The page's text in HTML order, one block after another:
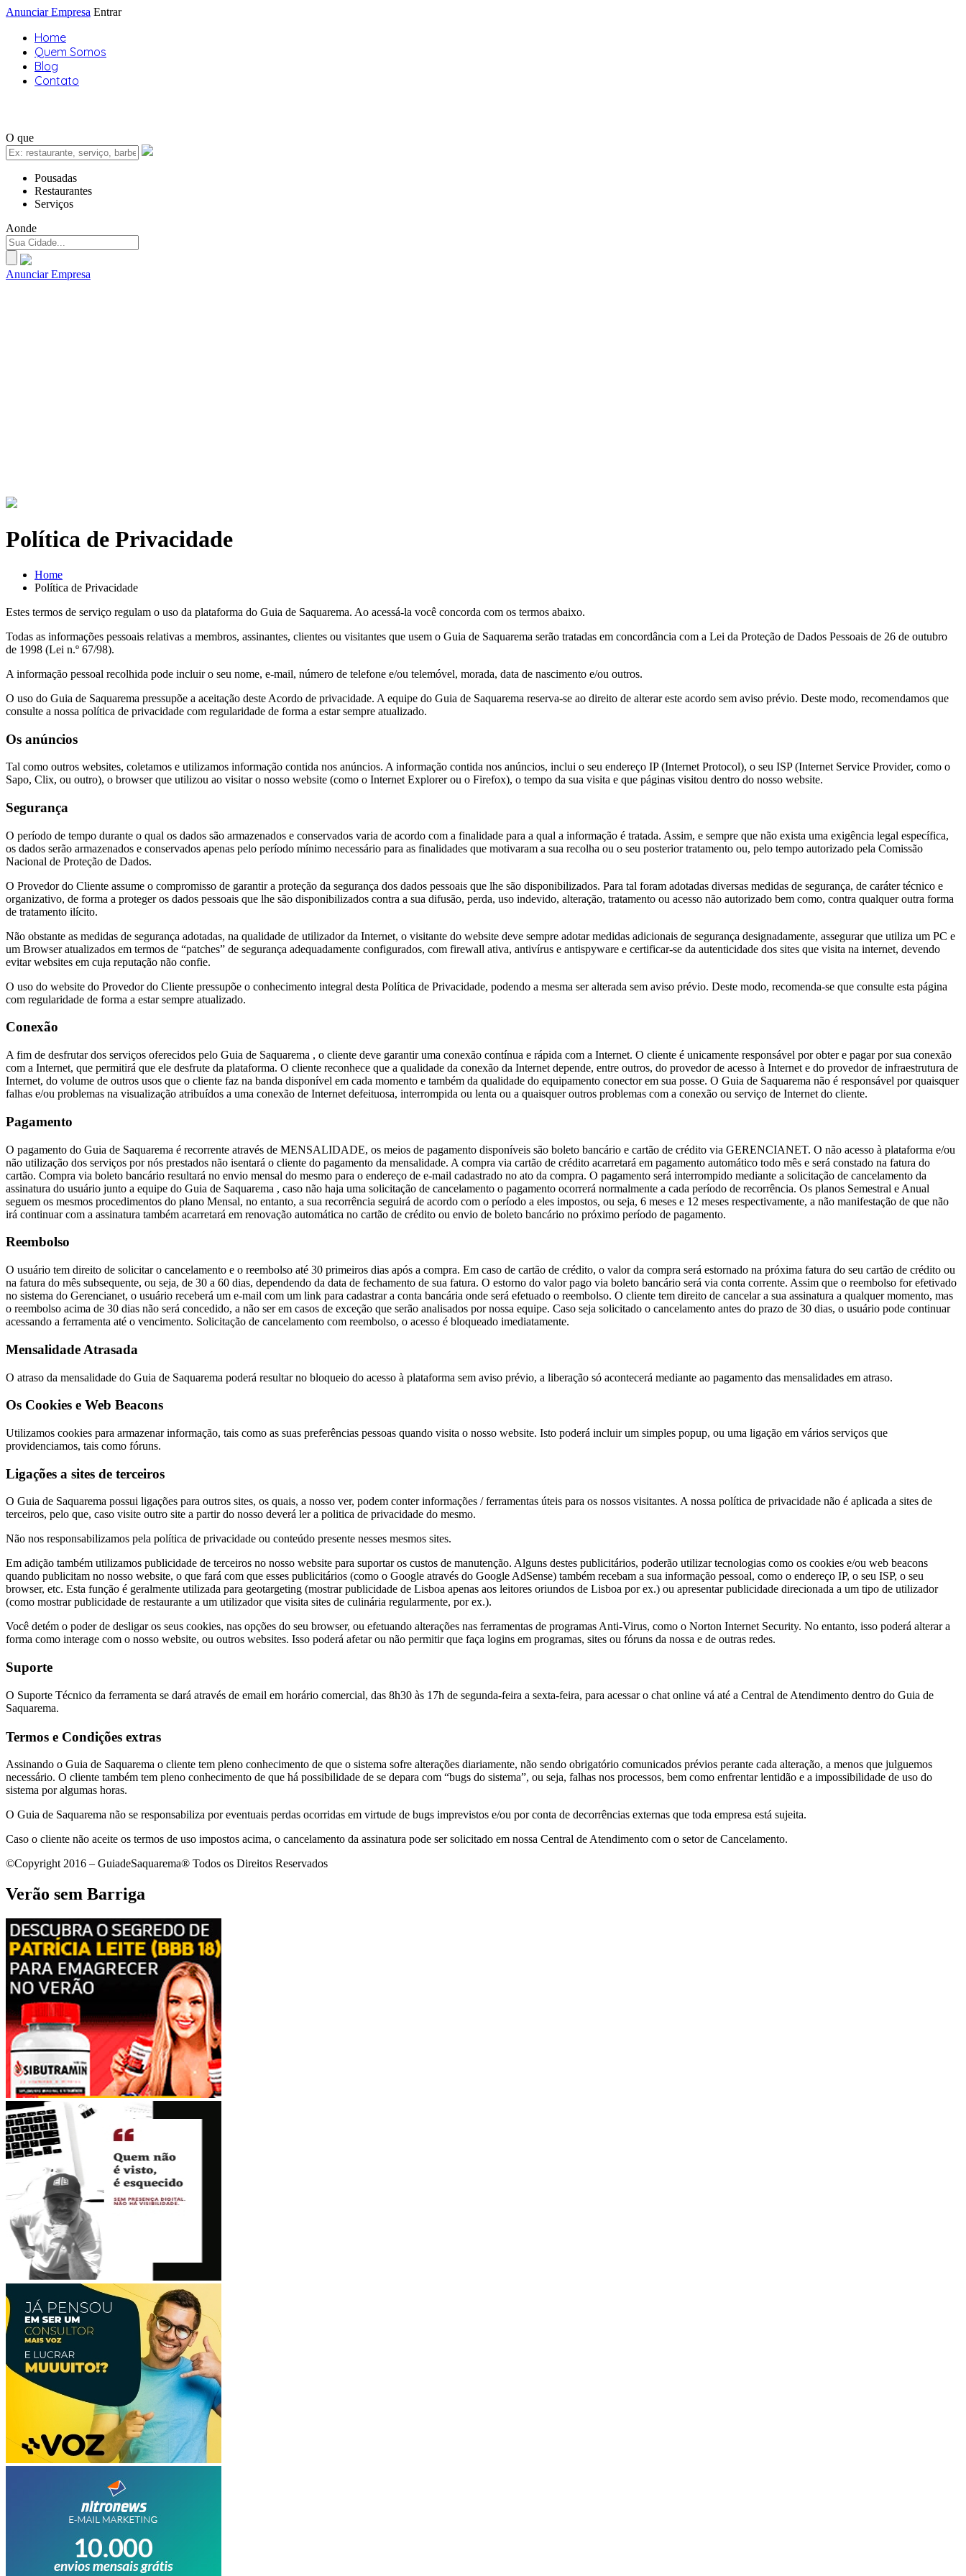
Anunciar Empresa Entrar
Home
Quem Somos
Blog
Contato
O que
Pousadas
Restaurantes
Serviços
Aonde
Anunciar Empresa
Política de Privacidade
Home
Política de Privacidade
Estes termos de serviço regulam o uso da plataforma do Guia de Saquarema. Ao acessá-la você concorda com os termos abaixo.
Todas as informações pessoais relativas a membros, assinantes, clientes ou visitantes que usem o Guia de Saquarema serão tratadas em concordância com a Lei da Proteção de Dados Pessoais de 26 de outubro
de 1998 (Lei n.º 67/98).
A informação pessoal recolhida pode incluir o seu nome, e-mail, número de telefone e/ou telemóvel, morada, data de nascimento e/ou outros.
O uso do Guia de Saquarema pressupõe a aceitação deste Acordo de privacidade. A equipe do Guia de Saquarema reserva-se ao direito de alterar este acordo sem aviso prévio. Deste modo, recomendamos que
consulte a nossa política de privacidade com regularidade de forma a estar sempre atualizado.
Os anúncios
Tal como outros websites, coletamos e utilizamos informação contida nos anúncios. A informação contida nos anúncios, inclui o seu endereço IP (Internet Protocol), o seu ISP (Internet Service Provider, como o
Sapo, Clix, ou outro), o browser que utilizou ao visitar o nosso website (como o Internet Explorer ou o Firefox), o tempo da sua visita e que páginas visitou dentro do nosso website.
Segurança
O período de tempo durante o qual os dados são armazenados e conservados varia de acordo com a finalidade para a qual a informação é tratada. Assim, e sempre que não exista uma exigência legal específica,
os dados serão armazenados e conservados apenas pelo período mínimo necessário para as finalidades que motivaram a sua recolha ou o seu posterior tratamento ou, pelo tempo autorizado pela Comissão
Nacional de Proteção de Dados.
O Provedor do Cliente assume o compromisso de garantir a proteção da segurança dos dados pessoais que lhe são disponibilizados. Para tal foram adotadas diversas medidas de segurança, de caráter técnico e
organizativo, de forma a proteger os dados pessoais que lhe são disponibilizados contra a sua difusão, perda, uso indevido, alteração, tratamento ou acesso não autorizado bem como, contra qualquer outra forma
de tratamento ilícito.
Não obstante as medidas de segurança adotadas, na qualidade de utilizador da Internet, o visitante do website deve sempre adotar medidas adicionais de segurança designadamente, assegurar que utiliza um PC e
um Browser atualizados em termos de “patches” de segurança adequadamente configurados, com firewall ativa, antivírus e antispyware e certificar-se da autenticidade dos sites que visita na internet, devendo
evitar websites em cuja reputação não confie.
O uso do website do Provedor do Cliente pressupõe o conhecimento integral desta Política de Privacidade, podendo a mesma ser alterada sem aviso prévio. Deste modo, recomenda-se que consulte esta página
com regularidade de forma a estar sempre atualizado.
Conexão
A fim de desfrutar dos serviços oferecidos pelo Guia de Saquarema , o cliente deve garantir uma conexão contínua e rápida com a Internet. O cliente é unicamente responsável por obter e pagar por sua conexão
com a Internet, que permitirá que ele desfrute da plataforma. O cliente reconhece que a qualidade da conexão da Internet depende, entre outros, do provedor de acesso à Internet e do provedor de infraestrutura de
Internet, do volume de outros usos que o cliente faz na banda disponível em cada momento e também da qualidade do equipamento conector em sua posse. O Guia de Saquarema não é responsável por quaisquer
falhas e/ou problemas na visualização atribuídos a uma conexão de Internet defeituosa, interrompida ou lenta ou a quaisquer outros problemas com a conexão ou serviço de Internet do cliente.
Pagamento
O pagamento do Guia de Saquarema é recorrente através de MENSALIDADE, os meios de pagamento disponíveis são boleto bancário e cartão de crédito via GERENCIANET. O não acesso à plataforma e/ou
não utilização dos serviços por nós prestados não isentará o cliente do pagamento da mensalidade. A compra via cartão de crédito acarretará em pagamento automático todo mês e será constado na fatura do
cartão. Compra via boleto bancário resultará no envio mensal do mesmo para o endereço de e-mail cadastrado no ato da compra. O pagamento será interrompido mediante a solicitação de cancelamento da
assinatura do usuário junto a equipe do Guia de Saquarema , caso não haja uma solicitação de cancelamento o pagamento ocorrerá normalmente a cada período de recorrência. Os planos Semestral e Anual
seguem os mesmos procedimentos do plano Mensal, no entanto, a sua recorrência seguirá de acordo com o período a eles impostos, ou seja, 6 meses e 12 meses respectivamente, a não manifestação de que não
irá continuar com a assinatura também acarretará em renovação automática no cartão de crédito ou envio de boleto bancário no próximo período de pagamento.
Reembolso
O usuário tem direito de solicitar o cancelamento e o reembolso até 30 primeiros dias após a compra. Em caso de cartão de crédito, o valor da compra será estornado na próxima fatura do seu cartão de crédito ou
na fatura do mês subsequente, ou seja, de 30 a 60 dias, dependendo da data de fechamento de sua fatura. O estorno do valor pago via boleto bancário será via conta corrente. Assim que o reembolso for efetivado
no sistema do Gerencianet, o usuário receberá um e-mail com um link para cadastrar a conta bancária onde será efetuado o reembolso. O cliente tem direito de cancelar a sua assinatura a qualquer momento, mas
o reembolso acima de 30 dias não será concedido, a não ser em casos de exceção que serão analisados por nossa equipe. Caso seja solicitado o cancelamento antes do prazo de 30 dias, o usuário pode continuar
acessando a ferramenta até o vencimento. Solicitação de cancelamento com reembolso, o acesso é bloqueado imediatamente.
Mensalidade Atrasada
O atraso da mensalidade do Guia de Saquarema poderá resultar no bloqueio do acesso à plataforma sem aviso prévio, a liberação só acontecerá mediante ao pagamento das mensalidades em atraso.
Os Cookies e Web Beacons
Utilizamos cookies para armazenar informação, tais como as suas preferências pessoas quando visita o nosso website. Isto poderá incluir um simples popup, ou uma ligação em vários serviços que
providenciamos, tais como fóruns.
Ligações a sites de terceiros
O Guia de Saquarema possui ligações para outros sites, os quais, a nosso ver, podem conter informações / ferramentas úteis para os nossos visitantes. A nossa política de privacidade não é aplicada a sites de
terceiros, pelo que, caso visite outro site a partir do nosso deverá ler a politica de privacidade do mesmo.
Não nos responsabilizamos pela política de privacidade ou conteúdo presente nesses mesmos sites.
Em adição também utilizamos publicidade de terceiros no nosso website para suportar os custos de manutenção. Alguns destes publicitários, poderão utilizar tecnologias como os cookies e/ou web beacons
quando publicitam no nosso website, o que fará com que esses publicitários (como o Google através do Google AdSense) também recebam a sua informação pessoal, como o endereço IP, o seu ISP, o seu
browser, etc. Esta função é geralmente utilizada para geotargeting (mostrar publicidade de Lisboa apenas aos leitores oriundos de Lisboa por ex.) ou apresentar publicidade direcionada a um tipo de utilizador
(como mostrar publicidade de restaurante a um utilizador que visita sites de culinária regularmente, por ex.).
Você detém o poder de desligar os seus cookies, nas opções do seu browser, ou efetuando alterações nas ferramentas de programas Anti-Virus, como o Norton Internet Security. No entanto, isso poderá alterar a
forma como interage com o nosso website, ou outros websites. Isso poderá afetar ou não permitir que faça logins em programas, sites ou fóruns da nossa e de outras redes.
Suporte
O Suporte Técnico da ferramenta se dará através de email em horário comercial, das 8h30 às 17h de segunda-feira a sexta-feira, para acessar o chat online vá até a Central de Atendimento dentro do Guia de
Saquarema.
Termos e Condições extras
Assinando o Guia de Saquarema o cliente tem pleno conhecimento de que o sistema sofre alterações diariamente, não sendo obrigatório comunicados prévios perante cada alteração, a menos que julguemos
necessário. O cliente também tem pleno conhecimento de que há possibilidade de se depara com “bugs do sistema”, ou seja, falhas nos processos, bem como enfrentar lentidão e a impossibilidade de uso do
sistema por algumas horas.
O Guia de Saquarema não se responsabiliza por eventuais perdas ocorridas em virtude de bugs imprevistos e/ou por conta de decorrências externas que toda empresa está sujeita.
Caso o cliente não aceite os termos de uso impostos acima, o cancelamento da assinatura pode ser solicitado em nossa Central de Atendimento com o setor de Cancelamento.
©Copyright 2016 – GuiadeSaquarema® Todos os Direitos Reservados
Verão sem Barriga